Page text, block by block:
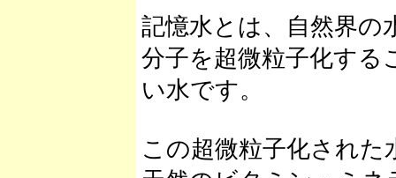
記憶水とは、自然界の
分子を超微粒子化する
い水です。
この超微粒子化された